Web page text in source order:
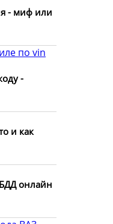
- миф или
-
и как
онлайн